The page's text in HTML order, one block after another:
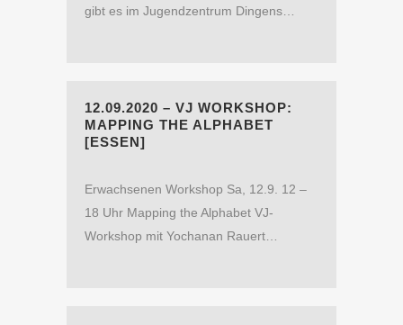
gibt es im Jugendzentrum Dingens…
12.09.2020 – VJ WORKSHOP:
MAPPING THE ALPHABET
[ESSEN]
Erwachsenen Workshop Sa, 12.9. 12 –
18 Uhr Mapping the Alphabet VJ-
Workshop mit Yochanan Rauert…